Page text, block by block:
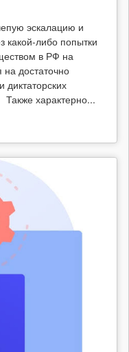
эскалацию и
какой-либо попытки
в РФ на
достаточно
диктаторских
характерно...